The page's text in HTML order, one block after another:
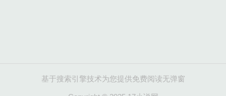
基于搜索引擎技术为您提供免费阅读无弹窗